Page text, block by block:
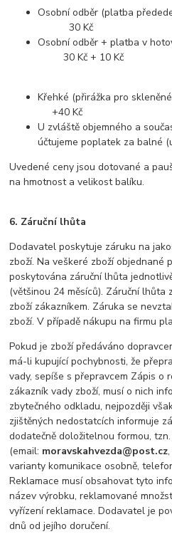
Osobní odběr
30 Kč
Osobní odběr +
30 Kč + 10 Kč
Křehké (přirážka pro
+40 Kč
U zvláště objemného a
účtujeme poplatek za balné
Uvedené ceny jsou dotované a
na hmotnost a velikost balíku.
6. Záruční lhůta
Dodavatel poskytuje záruku na
zboží. Na veškeré zboží objednané
poskytována záruční lhůta
(většinou 24 měsíců). Záruční lhůta
zboží zákazníkem. Záruka se
zboží. V případě nákupu na firmu
Pokud je zboží předáváno
má-li kupující pochybnosti, že
vady, sepíše s přepravcem Zápis o
zákazník vady zboží, musí o nich
zbytečného odkladu, nejpozději
zjištěných nedostatcích informuje
dodatečně doložitelnou formou,
(email: moravskahvezda@post.cz
varianty komunikace osobně,
Reklamace musí obsahovat tyto
název výrobku, reklamované
vyřízení reklamace. Dodavatel je
dnů od jejího doručení.